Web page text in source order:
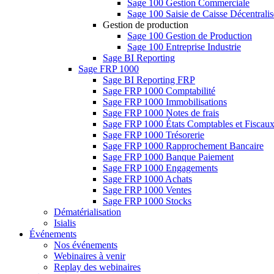
Sage 100 Gestion Commerciale
Sage 100 Saisie de Caisse
Gestion de production
Sage 100 Gestion de Production
Sage 100 Entreprise Industrie
Sage BI Reporting
Sage FRP 1000
Sage BI Reporting FRP
Sage FRP 1000 Comptabilité
Sage FRP 1000 Immobilisations
Sage FRP 1000 Notes de frais
Sage FRP 1000 États Comptables et Fiscaux
Sage FRP 1000 Trésorerie
Sage FRP 1000 Rapprochement Bancaire
Sage FRP 1000 Banque Paiement
Sage FRP 1000 Engagements
Sage FRP 1000 Achats
Sage FRP 1000 Ventes
Sage FRP 1000 Stocks
Dématérialisation
Isialis
Événements
Nos événements
Webinaires à venir
Replay des webinaires